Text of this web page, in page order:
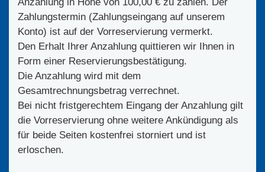
Zahlungstermin (Zahlungseingang auf unserem
Konto) ist auf der Vorreservierung vermerkt.
Den Erhalt Ihrer Anzahlung quittieren wir Ihnen in
Form einer Reservierungsbestätigung.
Die Anzahlung wird mit dem
Gesamtrechnungsbetrag verrechnet.
Bei nicht fristgerechtem Eingang der Anzahlung gilt
die Vorreservierung ohne weitere Ankündigung als
für beide Seiten kostenfrei storniert und ist
erloschen.